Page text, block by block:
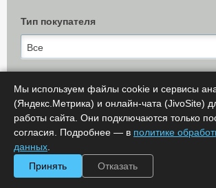
Тип покупателя
Все
Показать результаты (0) Х Очистить
Сообщить об ошибке
Мы используем файлы cookie и сервисы
(Яндекс.Метрика) и онлайн-чата (JivoSite)
работы сайта. Они подключаются только
согласия. Подробнее — в политике
данных
Принять
Отказать